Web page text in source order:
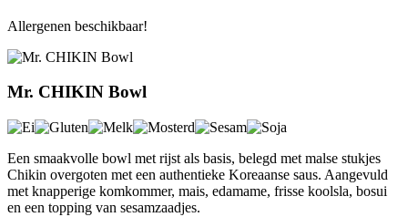
Allergenen beschikbaar!
Mr. CHIKIN Bowl
Een smaakvolle bowl met rijst als basis, belegd met malse stukjes
Chikin overgoten met een authentieke Koreaanse saus. Aangevuld
met knapperige komkommer, mais, edamame, frisse koolsla, bosui
en een topping van sesamzaadjes.